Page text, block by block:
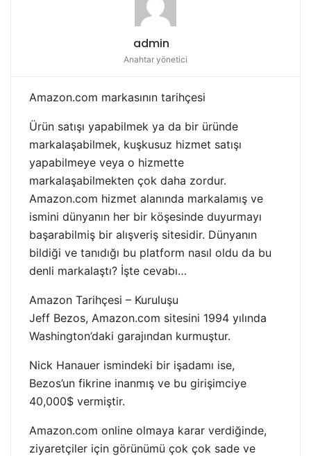
admin
Anahtar yönetici
Amazon.com markasının tarihçesi
Ürün satışı yapabilmek ya da bir üründe
markalaşabilmek, kuşkusuz hizmet satışı
yapabilmeye veya o hizmette
markalaşabilmekten çok daha zordur.
Amazon.com hizmet alanında markalamış ve
ismini dünyanın her bir köşesinde duyurmayı
başarabilmiş bir alışveriş sitesidir. Dünyanın
bildiği ve tanıdığı bu platform nasıl oldu da bu
denli markalaştı? İşte cevabı…
Amazon Tarihçesi – Kuruluşu
Jeff Bezos, Amazon.com sitesini 1994 yılında
Washington’daki garajından kurmuştur.
Nick Hanauer ismindeki bir işadamı ise,
Bezos’un fikrine inanmış ve bu girişimciye
40,000$ vermiştir.
Amazon.com online olmaya karar verdiğinde,
ziyaretçiler için görünümü çok çok sade ve